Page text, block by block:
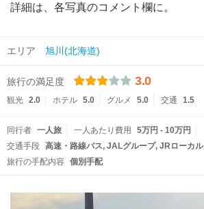
詳細は、各写真のコメント欄に。
エリア 旭川(北海道)
旅行の満足度 3.0
観光 2.0 ホテル 5.0 グルメ 5.0 交通 1.5
同行者 一人旅 一人あたり費用
5万円 - 10万円
交通手段 高速・路線バス JALグループ JRローカル
旅行の手配内容
個別手配